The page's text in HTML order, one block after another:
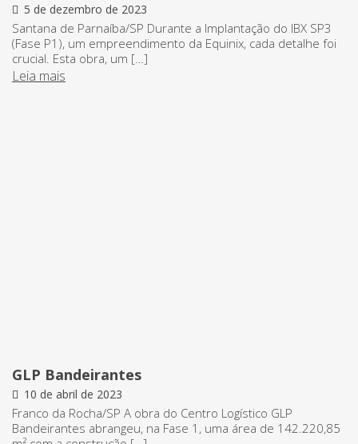
5 de dezembro de 2023
Santana de Parnaíba/SP Durante a Implantação do IBX SP3
(Fase P1), um empreendimento da Equinix, cada detalhe foi
crucial. Esta obra, um […]
Leia mais
GLP Bandeirantes
10 de abril de 2023
Franco da Rocha/SP A obra do Centro Logístico GLP
Bandeirantes abrangeu, na Fase 1, uma área de 142.220,85